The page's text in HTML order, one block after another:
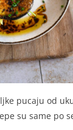
pucaju od
su same po